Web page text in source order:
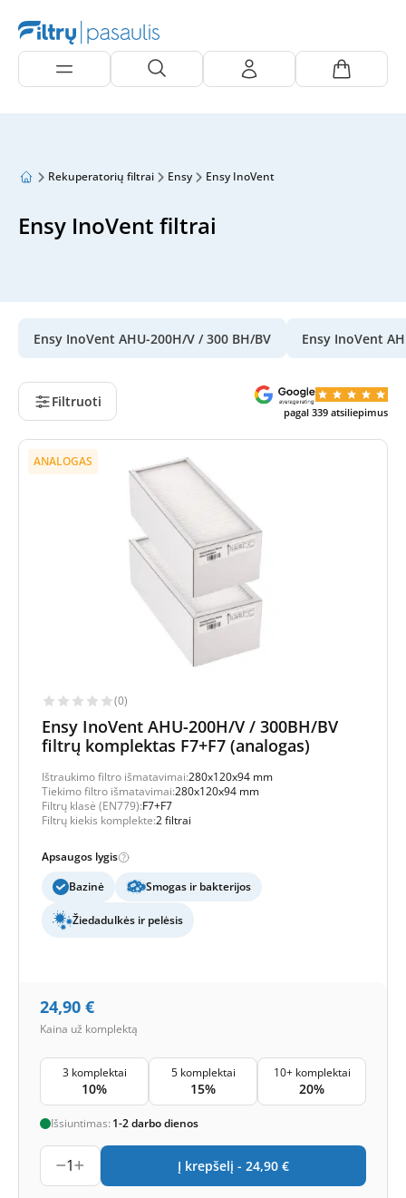
Rekuperatorių filtrai Ensy Ensy InoVent
Ensy InoVent filtrai
Ensy InoVent AHU-200H/V / 300 BH/BV Ensy InoVent
Filtruoti
pagal 339 atsiliepimus
ANALOGAS
(0)
Ensy InoVent AHU-200H/V / 300BH/BV
filtrų komplektas F7+F7 (analogas)
Ištraukimo filtro išmatavimai:280x120x94 mm
Tiekimo filtro išmatavimai:280x120x94 mm
Filtrų klasė (EN779):F7+F7
Filtrų kiekis komplekte:2 filtrai
Apsaugos lygis
Bazinė
Smogas ir bakterijos
Žiedadulkės ir pelėsis
24,90 €
Kaina už komplektą
3 komplektai
10%
5 komplektai
15%
10+ komplektai
20%
Išsiuntimas: 1-2 darbo dienos
1 Į krepšelį - 24,90 €